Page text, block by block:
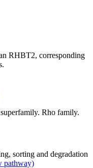
RHBT2, corresponding
Rho family.
sorting and degradation
pathway)